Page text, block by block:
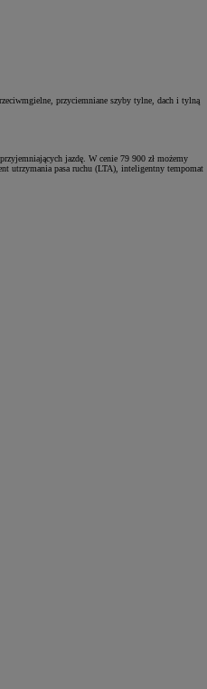
przyciemniane szyby tylne, dach i tylną
jazdę. W cenie 79 900 zł możemy
utrzymania pasa ruchu (LTA), inteligentny tempomat